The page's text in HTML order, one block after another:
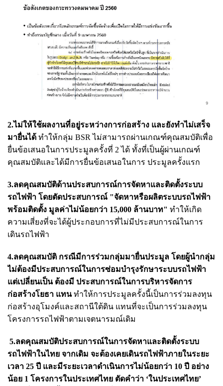
2.ไม่ให้ใช้ผลงานที่อยู่ระหว่างการก่อสร้าง และยังทำไม่เสร็จ
มายื่นได้ ทำให้กลุ่ม BSR ไม่สามารถผ่านเกณฑ์คุณสมบัติเพื่อ
ยื่นข้อเสนอในการประมูลครั้งที่ 2 ได้ ทั้งที่เป็นผู้ผ่านเกณฑ์
คุณสมบัติและได้มีการยื่นข้อเสนอในการ ประมูลครั้งแรก
3.ลดคุณสมบัติด้านประสบการณ์การจัดหาและติดตั้งระบบ
รถไฟฟ้า โดยตัดประสบการณ์ "จัดหาหรือผลิตระบบรถไฟฟ้า
พร้อมติดตั้ง มูลค่าไม่น้อยกว่า 15,000 ล้านบาท" ทำให้เกิด
ความเสี่ยงที่จะได้ผู้ประกอบการที่ไม่มีประสบการณ์ในการ
เดินรถไฟฟ้า
4.ลดคุณสมบัติ กรณีมีการร่วมกลุ่มมายื่นประมูล โดยผู้นำกลุ่ม
ไม่ต้องมีประสบการณ์ในการซ่อมบำรุงรักษาระบบรถไฟฟ้า
แต่เปลี่ยนเป็น ต้องมี ประสบการณ์ในการบริหารจัดการ
ก่อสร้างโยธา แทนทำให้การประมูลครั้งนี้เป็นการร่วมลงทุน
ก่อสร้างอุโมงค์และสถานีใต้ดิน แทนที่จะเป็นการร่วมลงทุน
โครงการรถไฟฟ้าตามเจตนารมณ์เดิม
5.ลดคุณสมบัติประสบการณ์ในการจัดหาและติดตั้งระบบ
รถไฟฟ้าในไทย จากเดิม จะต้องเคยเดินรถไฟฟ้าภายในระยะ
เวลา 25 ปี และมีระยะเวลาดำเนินการไม่น้อยกว่า 10 ปี อย่าง
น้อย 1 โครงการในประเทศไทย ตัดคำว่า ‘ในประเทศไทย’